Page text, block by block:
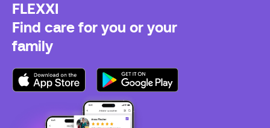
FLEXXI
Find care for you or your
family